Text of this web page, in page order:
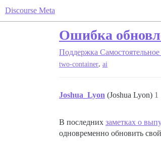
Discourse Meta
Ошибка
Поддержка
two-container, ai
Joshua_Lyon (Joshua Lyon) 1
В последних заметках о
одновременно обновить